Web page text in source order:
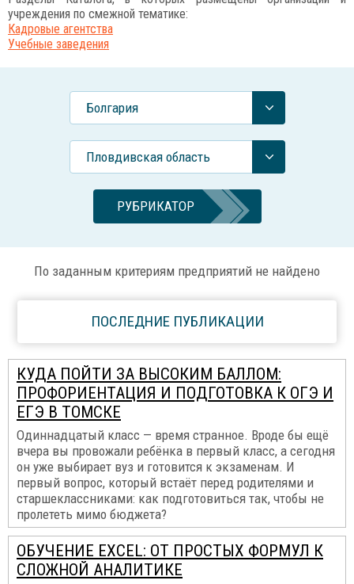
учреждения по смежной тематике:
Кадровые агентства
Учебные заведения
Болгария
Пловдивская область
РУБРИКАТОР
По заданным критериям предприятий не найдено
ПОСЛЕДНИЕ ПУБЛИКАЦИИ
КУДА ПОЙТИ ЗА ВЫСОКИМ БАЛЛОМ:
ПРОФОРИЕНТАЦИЯ И ПОДГОТОВКА К ОГЭ И
ЕГЭ В ТОМСКЕ
Одиннадцатый класс — время странное. Вроде бы ещё
вчера вы провожали ребёнка в первый класс, а сегодня
он уже выбирает вуз и готовится к экзаменам. И
первый вопрос, который встаёт перед родителями и
старшеклассниками: как подготовиться так, чтобы не
пролететь мимо бюджета?
ОБУЧЕНИЕ EXCEL: ОТ ПРОСТЫХ ФОРМУЛ К
СЛОЖНОЙ АНАЛИТИКЕ